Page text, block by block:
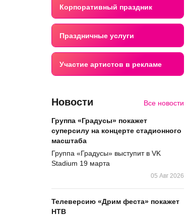
Корпоративный праздник
Праздничные услуги
Участие артистов в рекламе
Новости Все новости
Группа «Градусы» покажет
суперсилу на концерте стадионного
масштаба
Группа «Градусы» выступит в VK
Stadium 19 марта
05 Авг 2026
Телеверсию «Дрим феста» покажет
НТВ